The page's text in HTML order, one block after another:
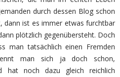
durch dessen Blog schon
dann ist es immer etwas furchtbar
plötzlich gegenübersteht. Doch
man tatsächlich einen Fremden
man sich ja doch schon,
hat noch dazu gleich reichlich